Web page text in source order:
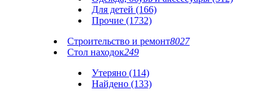
Для детей (166)
Прочие (1732)
Строительство и ремонт8027
Стол находок249
Утеряно (114)
Найдено (133)